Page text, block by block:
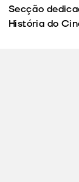
Secção
História do